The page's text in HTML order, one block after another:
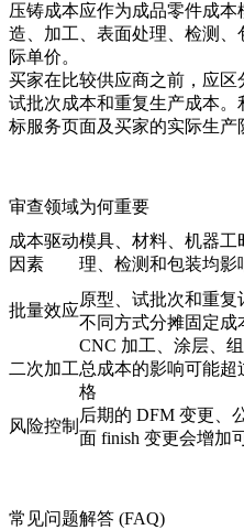
压铸成本应作为成品零件成
造、加工、表面处理、检测
际单价。
买家在比较供应商之前，应区
试批次成本和重复生产成本。
标服务页面及买家的实际生产
审查领域为何重要
成本驱动
因素
模具、材料、机器工
理、检测和包装均影
批量效应
原型、试批次和重复
不同方式分摊固定成
二次加工
CNC 加工、涂层、
总成本的影响可能超
格
风险控制
后期的 DFM 变更、
面 finish 变更会增加
常见问题解答 (FAQ)